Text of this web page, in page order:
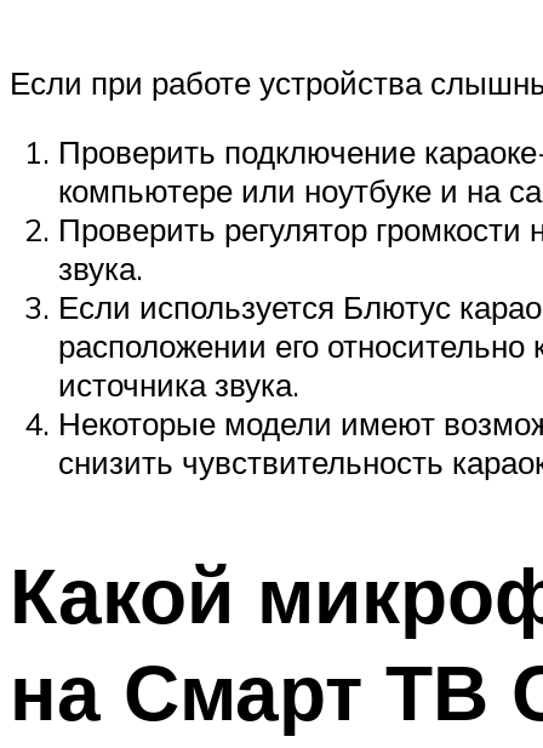
Если при работе устройства
Проверить подключение
компьютере или ноутбуке и на
Проверить регулятор
звука.
Если используется Блютус
расположении его
источника звука.
Некоторые модели имеют
снизить чувствительность
Какой
на Смарт ТВ